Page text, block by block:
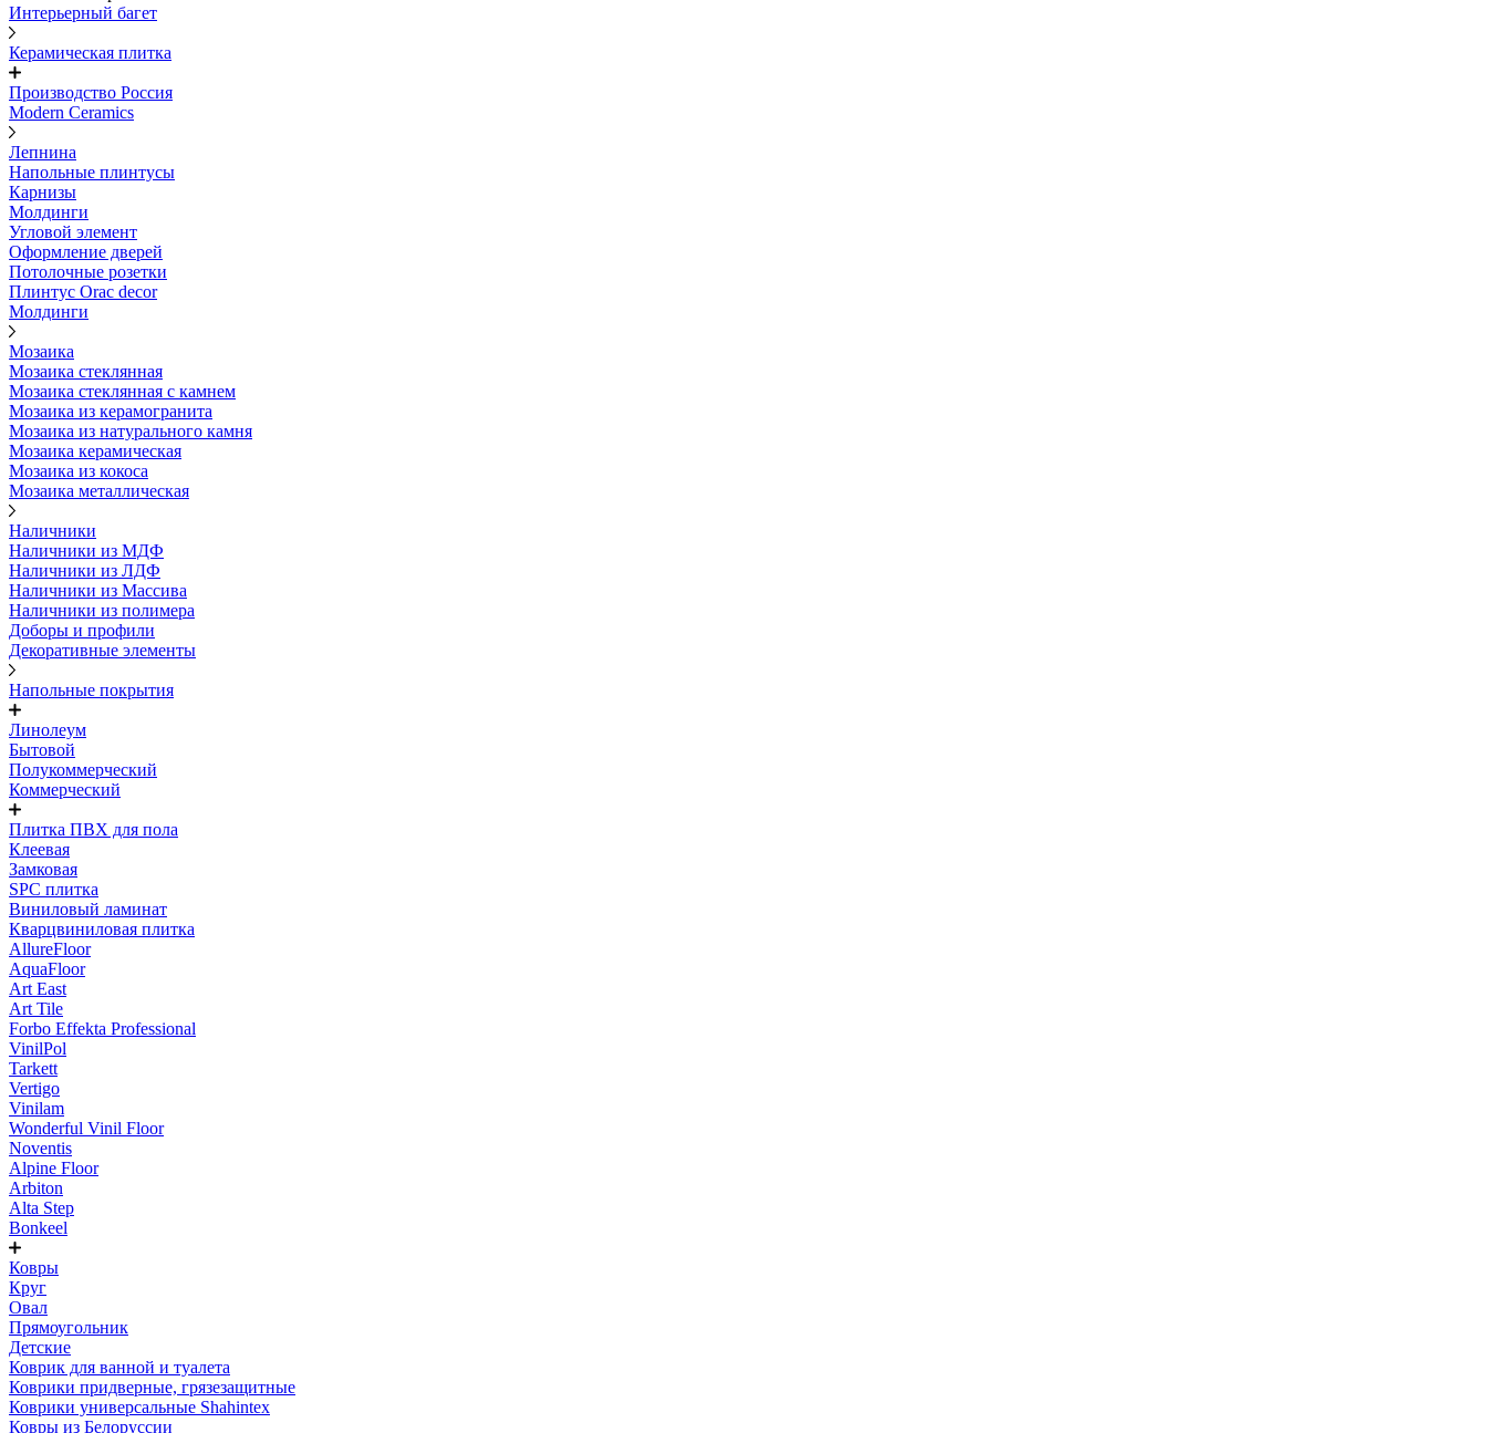
Интерьерный багет
Керамическая плитка
Производство Россия
Modern Ceramics
Лепнина
Напольные плинтусы
Карнизы
Молдинги
Угловой элемент
Оформление дверей
Потолочные розетки
Плинтус Orac decor
Молдинги
Мозаика
Мозаика стеклянная
Мозаика стеклянная с камнем
Мозаика из керамогранита
Мозаика из натурального камня
Мозаика керамическая
Мозаика из кокоса
Мозаика металлическая
Наличники
Наличники из МДФ
Наличники из ЛДФ
Наличники из Массива
Наличники из полимера
Доборы и профили
Декоративные элементы
Напольные покрытия
Линолеум
Бытовой
Полукоммерческий
Коммерческий
Плитка ПВХ для пола
Клеевая
Замковая
SPC плитка
Виниловый ламинат
Кварцвиниловая плитка
AllureFloor
AquaFloor
Art East
Art Tile
Forbo Effekta Professional
VinilPol
Tarkett
Vertigo
Vinilam
Wonderful Vinil Floor
Noventis
Alpine Floor
Arbiton
Alta Step
Bonkeel
Ковры
Круг
Овал
Прямоугольник
Детские
Коврик для ванной и туалета
Коврики придверные, грязезащитные
Коврики универсальные Shahintex
Ковры из Белоруссии